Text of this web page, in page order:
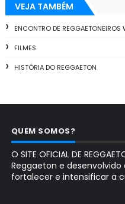
VEJA TAMBÉM
ENCONTRO DE REGGAETONEIROS
FILMES
HISTÓRIA DO REGGAETON
QUEM SOMOS?
O SITE OFICIAL DE
Reggaeton e
fortalecer e intensificar a